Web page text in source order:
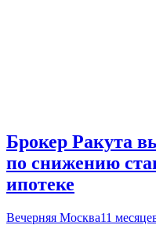
Брокер Ракута
по снижению
ипотеке
Вечерняя Москва11